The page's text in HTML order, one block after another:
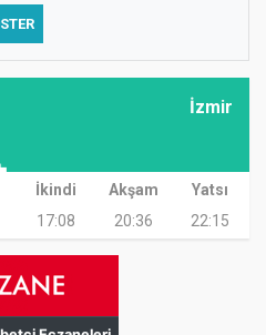
İzmir
İkindi Akşam
Yatsı
17:08 20:36 22:15